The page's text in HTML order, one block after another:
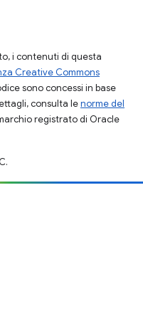
i contenuti di questa
Creative Commons
sono concessi in base
consulta lenorme del
registrato di Oracle